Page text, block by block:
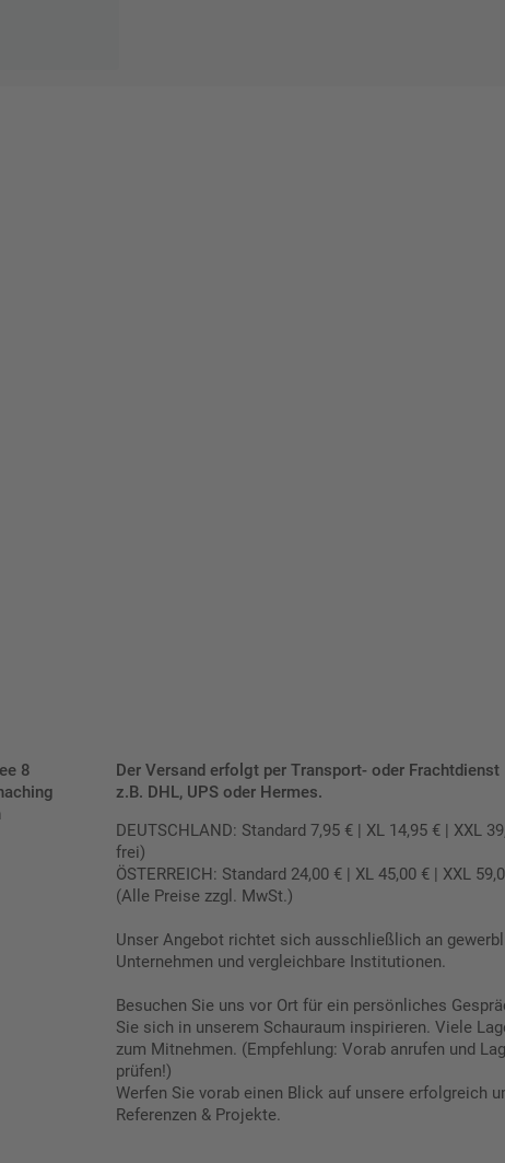
8
Der Versand erfolgt per Transport- oder Frachtdienst
z.B. DHL, UPS oder Hermes.
DEUTSCHLAND: Standard 7,95 € | XL 14,95 € | XXL
frei)
ÖSTERREICH: Standard 24,00 € | XL 45,00 € | XXL
(Alle Preise zzgl. MwSt.)
Unser Angebot richtet sich ausschließlich an
Unternehmen und vergleichbare Institutionen.
Besuchen Sie uns vor Ort für ein persönliches
Sie sich in unserem Schauraum inspirieren. Viele
zum Mitnehmen. (Empfehlung: Vorab anrufen und
prüfen!)
Werfen Sie vorab einen Blick auf unsere erfolgreich
Referenzen & Projekte.